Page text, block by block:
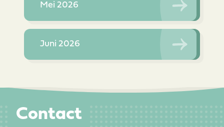
Mei 2026
Juni 2026
Contact